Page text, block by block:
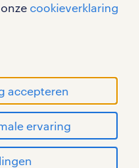
cookieverklaring
accepteren
ervaring